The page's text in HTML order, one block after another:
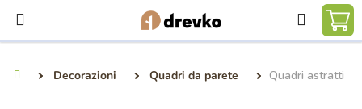
contenuto
Ricerca
Decorazioni Quadri da parete Quadri astratti